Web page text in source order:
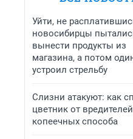
Уйти, не
новосибирцы
вынести продукты из
магазина, а потом
устроил стрельбу
Слизни атакуют: как
цветник от
копеечных способа